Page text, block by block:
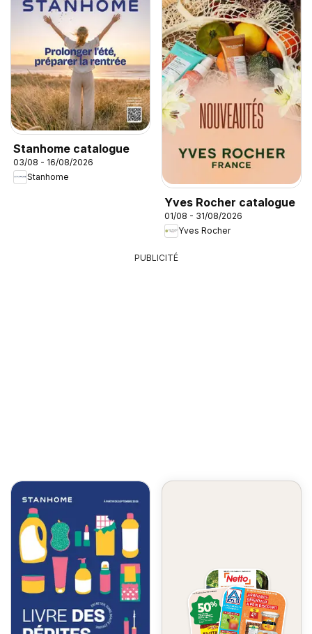
Stanhome catalogue
03/08 - 16/08/2026
Stanhome
Yves Rocher catalogue
01/08 - 31/08/2026
Yves Rocher
PUBLICITÉ